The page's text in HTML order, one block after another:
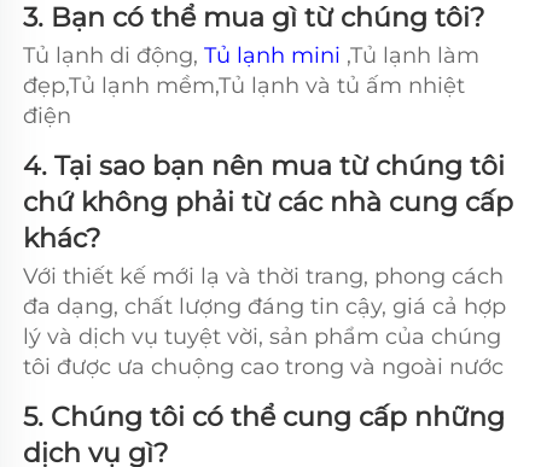
3. Bạn có thể mua gì từ chúng tôi?
Tủ lạnh di động, Tủ lạnh mini ,Tủ lạnh làm
đẹp,Tủ lạnh mềm,Tủ lạnh và tủ ấm nhiệt
điện
4. Tại sao bạn nên mua từ chúng tôi
chứ không phải từ các nhà cung cấp
khác?
Với thiết kế mới lạ và thời trang, phong cách
đa dạng, chất lượng đáng tin cậy, giá cả hợp
lý và dịch vụ tuyệt vời, sản phẩm của chúng
tôi được ưa chuộng cao trong và ngoài nước
5. Chúng tôi có thể cung cấp những
dịch vụ gì?